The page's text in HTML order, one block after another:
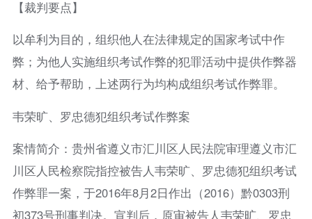
【裁判要点】
以牟利为目的，组织他人在法律规定的国家考试中作
弊；为他人实施组织考试作弊的犯罪活动中提供作弊器
材、给予帮助，上述两行为均构成组织考试作弊罪。
韦荣旷、罗忠德犯组织考试作弊案
案情简介：贵州省遵义市汇川区人民法院审理遵义市汇
川区人民检察院指控被告人韦荣旷、罗忠德犯组织考试
作弊罪一案，于2016年8月2日作出（2016）黔0303刑
初373号刑事判决。宣判后，原审被告人韦荣旷、罗忠